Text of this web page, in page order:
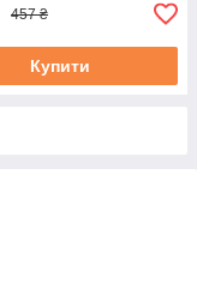
457 ₴
Купити